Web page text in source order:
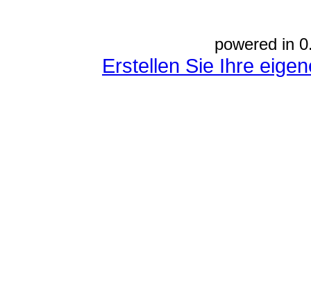
powered in
Erstellen Sie Ihre